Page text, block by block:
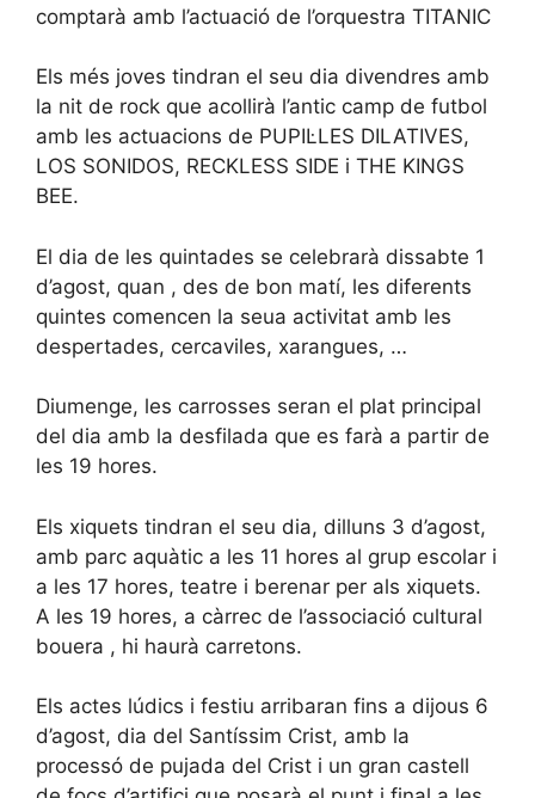
comptarà amb l’actuació de l’orquestra TITANIC
Els més joves tindran el seu dia divendres amb
la nit de rock que acollirà l’antic camp de futbol
amb les actuacions de PUPIL·LES DILATIVES,
LOS SONIDOS, RECKLESS SIDE i THE KINGS
BEE.
El dia de les quintades se celebrarà dissabte 1
d’agost, quan , des de bon matí, les diferents
quintes comencen la seua activitat amb les
despertades, cercaviles, xarangues, …
Diumenge, les carrosses seran el plat principal
del dia amb la desfilada que es farà a partir de
les 19 hores.
Els xiquets tindran el seu dia, dilluns 3 d’agost,
amb parc aquàtic a les 11 hores al grup escolar i
a les 17 hores, teatre i berenar per als xiquets.
A les 19 hores, a càrrec de l’associació cultural
bouera , hi haurà carretons.
Els actes lúdics i festiu arribaran fins a dijous 6
d’agost, dia del Santíssim Crist, amb la
processó de pujada del Crist i un gran castell